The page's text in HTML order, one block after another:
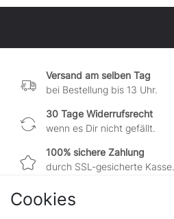
Versand am selben Tag
bei Bestellung bis 13 Uhr.
30 Tage Widerrufsrecht
wenn es Dir nicht gefällt.
100% sichere Zahlung
durch SSL-gesicherte Kasse.
Cookies